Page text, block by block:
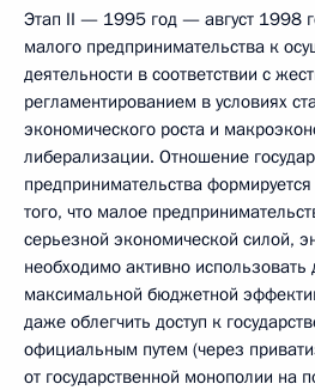
Этап II — 1995 год — август 1998
малого предпринимательства к
деятельности в соответствии с
регламентированием в условиях
экономического роста и
либерализации. Отношение
предпринимательства
того, что малое
серьезной экономической силой,
необходимо активно использовать
максимальной бюджетной
даже облегчить доступ к
официальным путем (через
от государственной монополии на